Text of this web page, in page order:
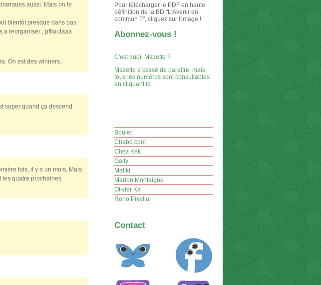
aussi. Mais on le
bientôt presque dans pas
a reorganiser , pffioulaaa
On est des winners.
super quand ça descend
fois, il y a un mois. Mais
les quatre prochaines
Pour télécharger le PDF en haute
définition de la BD "L'Avenir en
commun ?", cliquez sur l'image !
Abonnez-vous !
C'est quoi, Mazette ?
Mazette a cessé de paraître, mais
tous les numéros sont consultables
en cliquant ici
Boulet
Chabd.com
Chez Kek
Gally
Maliki
Marion Montaigne
Olivier Ka
Reno Pixellu
Contact